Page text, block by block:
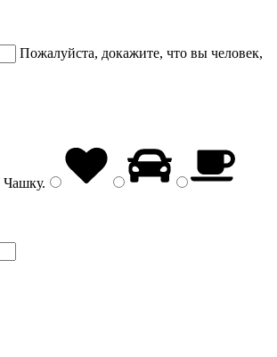
Пожалуйста, докажите, что вы человек,
Чашку.